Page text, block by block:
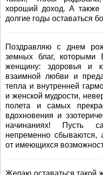
хороший доход. А также
долгие годы оставаться
Поздравляю с днем
земных благ, которыми
женщину: здоровья и
взаимной любви и
тепла и внутренней
и женской мудрости,
полета и самых
вдохновения и
начинаниях! Пусть
непременно сбываются,
от имеющихся
Желаю оставаться такой